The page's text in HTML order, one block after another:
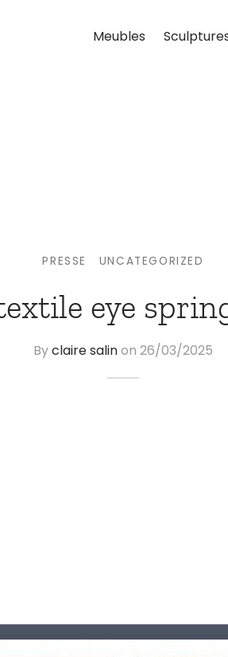
Meubles
PRESSE UNCATEGORIZED
eye
Byclaire salinon 26/03/2025